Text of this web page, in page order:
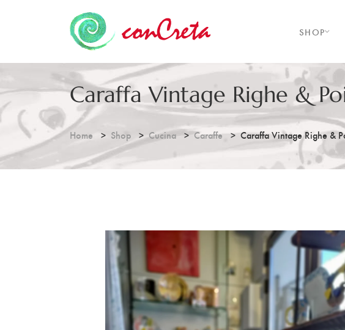
SHOP
Caraffa Vintage Righe &
Home Shop Cucina Caraffe Caraffa Vintage Righe &